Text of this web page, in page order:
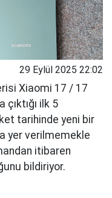
29 Eylül 2025 22:02
Xiaomi 17 / 17
çıktığı ilk 5
tarihinde yeni bir
yer verilmemekle
itibaren
bildiriyor.